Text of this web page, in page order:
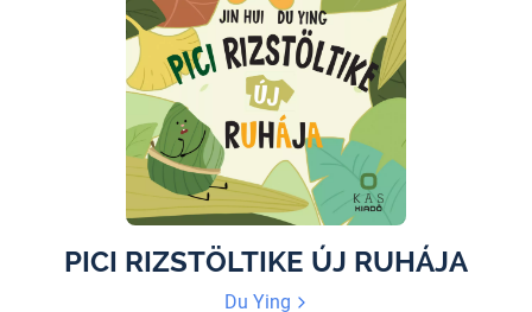
PICI RIZSTÖLTIKE ÚJ RUHÁJA
Du Ying